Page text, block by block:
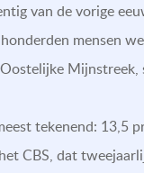
van de vorige
mensen
tekenend:
CBS, dat